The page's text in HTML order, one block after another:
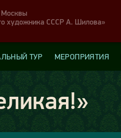
Москвы
художника СССР А. Шилова»
ТУР МЕРОПРИЯТИЯ